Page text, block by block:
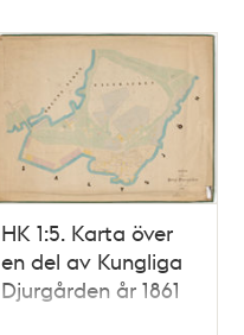
HK 1:5. Karta över
en del av Kungliga
Djurgården år 1861